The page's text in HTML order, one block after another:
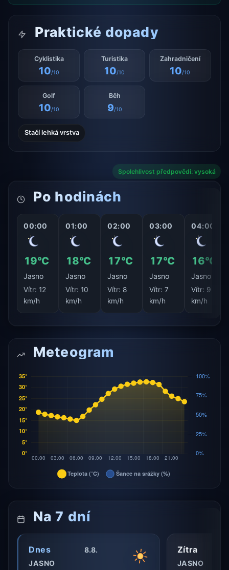
Praktické dopady
Cyklistika
10/10
Turistika
10/10
Zahradničení
10/10
Golf
10/10
Běh
9/10
Stačí lehká vrstva
Spolehlivost předpovědi: vysoká
Po hodinách
00:00
19°C
Jasno
Vítr: 12
km/h
01:00
18°C
Jasno
Vítr: 10
km/h
02:00
17°C
Jasno
Vítr: 8
km/h
03:00
17°C
Jasno
Vítr: 7
km/h
04:00
16°C
Jasno
Vítr: 9
km/h
Meteogram
Na 7 dní
Dnes
8.8.
JASNO
Zítra
JASNO